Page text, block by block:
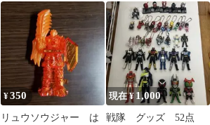
式ハンディファン【非
売品】
ド レア物非売品
¥350
リュウソウジャー は
現在 ¥ 1,000
戦隊 グッズ 52点